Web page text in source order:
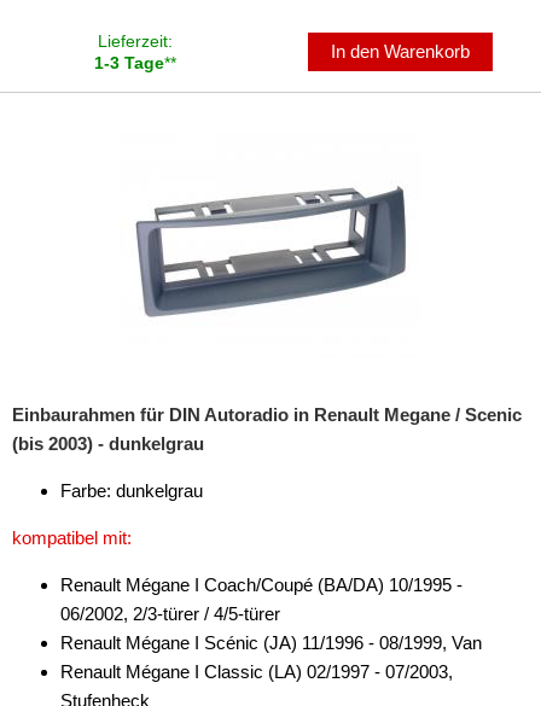
für BMW
für Chrysler
für Daihatsu
für Ford
für GMC
Lieferzeit:
1-3 Tage**
In den Warenkorb
Einbaurahmen für DIN Autoradio in Renault Megane / Scenic
(bis 2003) - dunkelgrau
Farbe: dunkelgrau
kompatibel mit:
Renault Mégane I Coach/Coupé (BA/DA) 10/1995 -
06/2002, 2/3-türer / 4/5-türer
Renault Mégane I Scénic (JA) 11/1996 - 08/1999, Van
Renault Mégane I Classic (LA) 02/1997 - 07/2003,
Stufenheck